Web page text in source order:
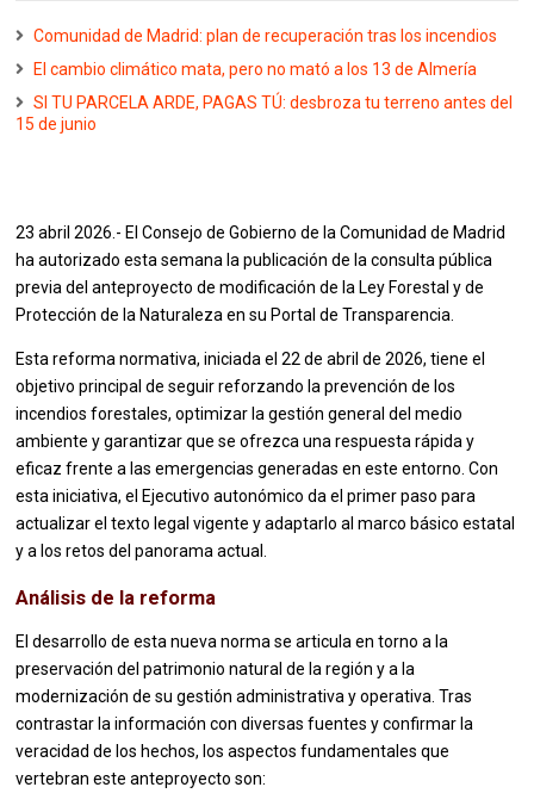
Comunidad de Madrid: plan de recuperación tras los incendios
El cambio climático mata, pero no mató a los 13 de Almería
SI TU PARCELA ARDE, PAGAS TÚ: desbroza tu terreno antes del
15 de junio
23 abril 2026.- El Consejo de Gobierno de la Comunidad de Madrid
ha autorizado esta semana la publicación de la consulta pública
previa del anteproyecto de modificación de la Ley Forestal y de
Protección de la Naturaleza en su Portal de Transparencia.
Esta reforma normativa, iniciada el 22 de abril de 2026, tiene el
objetivo principal de seguir reforzando la prevención de los
incendios forestales, optimizar la gestión general del medio
ambiente y garantizar que se ofrezca una respuesta rápida y
eficaz frente a las emergencias generadas en este entorno. Con
esta iniciativa, el Ejecutivo autonómico da el primer paso para
actualizar el texto legal vigente y adaptarlo al marco básico estatal
y a los retos del panorama actual.
Análisis de la reforma
El desarrollo de esta nueva norma se articula en torno a la
preservación del patrimonio natural de la región y a la
modernización de su gestión administrativa y operativa. Tras
contrastar la información con diversas fuentes y confirmar la
veracidad de los hechos, los aspectos fundamentales que
vertebran este anteproyecto son: